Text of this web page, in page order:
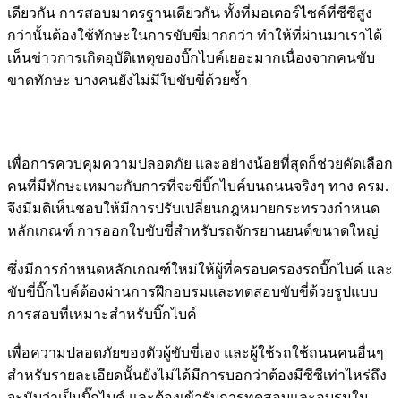
เดียวกัน การสอบมาตรฐานเดียวกัน ทั้งที่มอเตอร์ไซค์ที่ซีซีสูง
กว่านั้นต้องใช้ทักษะในการขับขี่มากกว่า ทำให้ที่ผ่านมาเราได้
เห็นข่าวการเกิดอุบัติเหตุของบิ๊กไบค์เยอะมากเนื่องจากคนขับ
ขาดทักษะ บางคนยังไม่มีใบขับขี่ด้วยซ้ำ
เพื่อการควบคุมความปลอดภัย และอย่างน้อยที่สุดก็ช่วยคัดเลือก
คนที่มีทักษะเหมาะกับการที่จะขี่บิ๊กไบค์บนถนนจริงๆ ทาง ครม.
จึงมีมติเห็นชอบให้มีการปรับเปลี่ยนกฎหมายกระทรวงกำหนด
หลักเกณฑ์ การออกใบขับขี่สำหรับรถจักรยานยนต์ขนาดใหญ่
ซึ่งมีการกำหนดหลักเกณฑ์ใหม่ให้ผู้ที่ครอบครองรถบิ๊กไบค์ และ
ขับขี่บิ๊กไบค์ต้องผ่านการฝึกอบรมและทดสอบขับขี่ด้วยรูปแบบ
การสอบที่เหมาะสำหรับบิ๊กไบค์
เพื่อความปลอดภัยของตัวผู้ขับขี่เอง และผู้ใช้รถใช้ถนนคนอื่นๆ
สำหรับรายละเอียดนั้นยังไม่ได้มีการบอกว่าต้องมีซีซีเท่าไหร่ถึง